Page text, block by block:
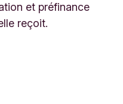
et préfinance
reçoit.